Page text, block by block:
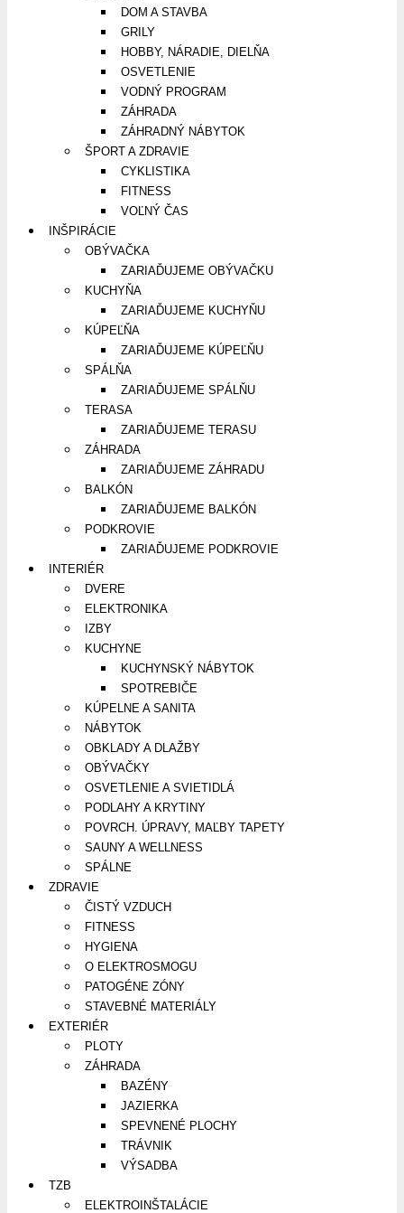
DOM A STAVBA
GRILY
HOBBY, NÁRADIE, DIELŇA
OSVETLENIE
VODNÝ PROGRAM
ZÁHRADA
ZÁHRADNÝ NÁBYTOK
ŠPORT A ZDRAVIE
CYKLISTIKA
FITNESS
VOĽNÝ ČAS
INŠPIRÁCIE
OBÝVAČKA
ZARIAĎUJEME OBÝVAČKU
KUCHYŇA
ZARIAĎUJEME KUCHYŇU
KÚPEĽŇA
ZARIAĎUJEME KÚPEĽŇU
SPÁLŇA
ZARIAĎUJEME SPÁLŇU
TERASA
ZARIAĎUJEME TERASU
ZÁHRADA
ZARIAĎUJEME ZÁHRADU
BALKÓN
ZARIAĎUJEME BALKÓN
PODKROVIE
ZARIAĎUJEME PODKROVIE
INTERIÉR
DVERE
ELEKTRONIKA
IZBY
KUCHYNE
KUCHYNSKÝ NÁBYTOK
SPOTREBIČE
KÚPELNE A SANITA
NÁBYTOK
OBKLADY A DLAŽBY
OBÝVAČKY
OSVETLENIE A SVIETIDLÁ
PODLAHY A KRYTINY
POVRCH. ÚPRAVY, MAĽBY TAPETY
SAUNY A WELLNESS
SPÁLNE
ZDRAVIE
ČISTÝ VZDUCH
FITNESS
HYGIENA
O ELEKTROSMOGU
PATOGÉNE ZÓNY
STAVEBNÉ MATERIÁLY
EXTERIÉR
PLOTY
ZÁHRADA
BAZÉNY
JAZIERKA
SPEVNENÉ PLOCHY
TRÁVNIK
VÝSADBA
TZB
ELEKTROINŠTALÁCIE